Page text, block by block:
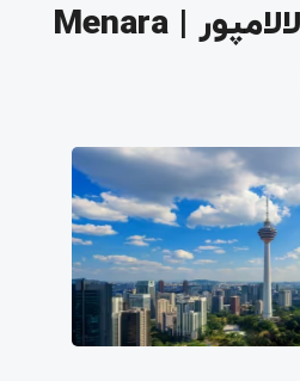
5. برج منارا کوالالامپور | Menara